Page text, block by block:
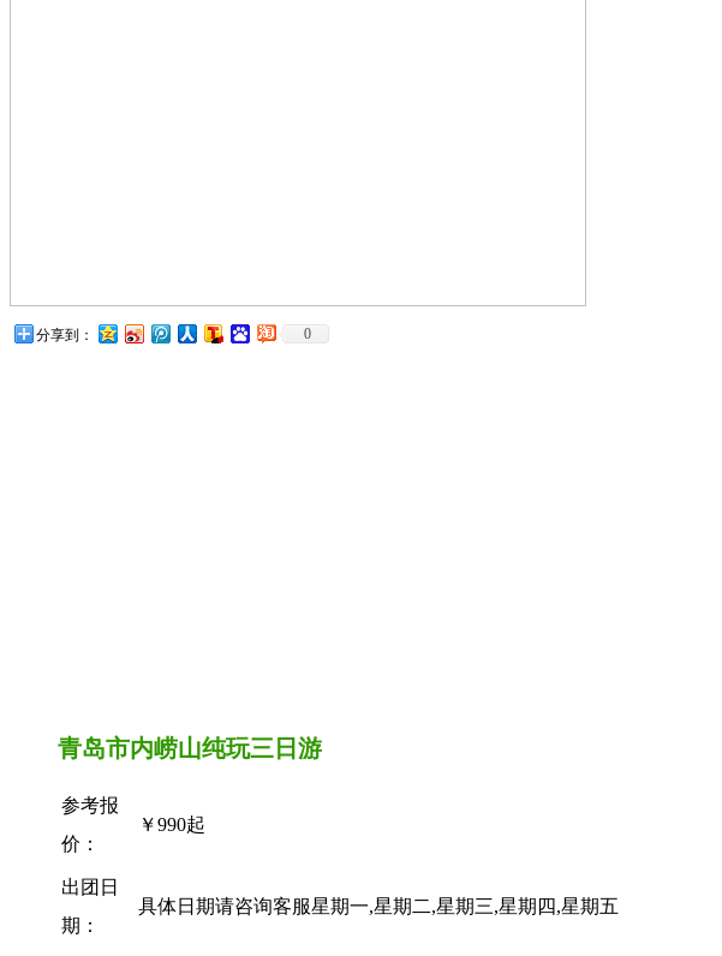
分享到： 0
青岛市内崂山纯玩三日游
参考报
价：
￥990起
出团日
期：
具体日期请咨询客服星期一,星期二,星期三,星期四,星期五